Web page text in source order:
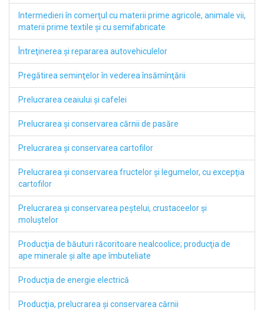
Intermedieri în comerţul cu materii prime agricole, animale vii,
materii prime textile şi cu semifabricate
Întreţinerea şi repararea autovehiculelor
Pregătirea seminţelor în vederea însămînţării
Prelucrarea ceaiului şi cafelei
Prelucrarea şi conservarea cărnii de pasăre
Prelucrarea şi conservarea cartofilor
Prelucrarea şi conservarea fructelor şi legumelor, cu excepţia
cartofilor
Prelucrarea şi conservarea peştelui, crustaceelor şi
moluştelor
Producţia de băuturi răcoritoare nealcoolice; producţia de
ape minerale şi alte ape îmbuteliate
Producţia de energie electrică
Producţia, prelucrarea şi conservarea cărnii